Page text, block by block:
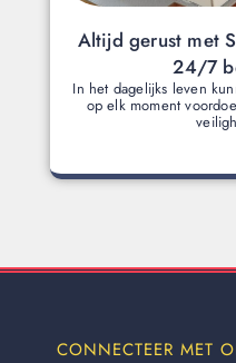
Altijd gerust met
24/7
In het dagelijks leven
op elk moment
CONNECTEER MET